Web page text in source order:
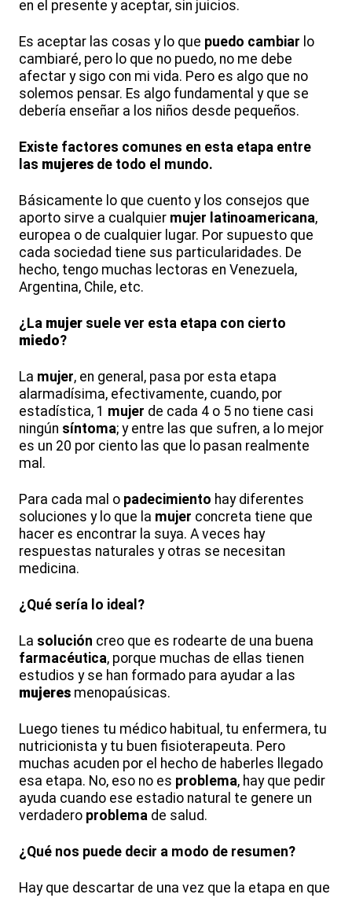
en el presente y aceptar, sin juicios.
Es aceptar las cosas y lo que puedo cambiar lo
cambiaré, pero lo que no puedo, no me debe
afectar y sigo con mi vida. Pero es algo que no
solemos pensar. Es algo fundamental y que se
debería enseñar a los niños desde pequeños.
Existe factores comunes en esta etapa entre
las mujeres de todo el mundo.
Básicamente lo que cuento y los consejos que
aporto sirve a cualquier mujer latinoamericana,
europea o de cualquier lugar. Por supuesto que
cada sociedad tiene sus particularidades. De
hecho, tengo muchas lectoras en Venezuela,
Argentina, Chile, etc.
¿La mujer suele ver esta etapa con cierto
miedo?
La mujer, en general, pasa por esta etapa
alarmadísima, efectivamente, cuando, por
estadística, 1 mujer de cada 4 o 5 no tiene casi
ningún síntoma; y entre las que sufren, a lo mejor
es un 20 por ciento las que lo pasan realmente
mal.
Para cada mal o padecimiento hay diferentes
soluciones y lo que la mujer concreta tiene que
hacer es encontrar la suya. A veces hay
respuestas naturales y otras se necesitan
medicina.
¿Qué sería lo ideal?
La solución creo que es rodearte de una buena
farmacéutica, porque muchas de ellas tienen
estudios y se han formado para ayudar a las
mujeres menopaúsicas.
Luego tienes tu médico habitual, tu enfermera, tu
nutricionista y tu buen fisioterapeuta. Pero
muchas acuden por el hecho de haberles llegado
esa etapa. No, eso no es problema, hay que pedir
ayuda cuando ese estadio natural te genere un
verdadero problema de salud.
¿Qué nos puede decir a modo de resumen?
Hay que descartar de una vez que la etapa en que